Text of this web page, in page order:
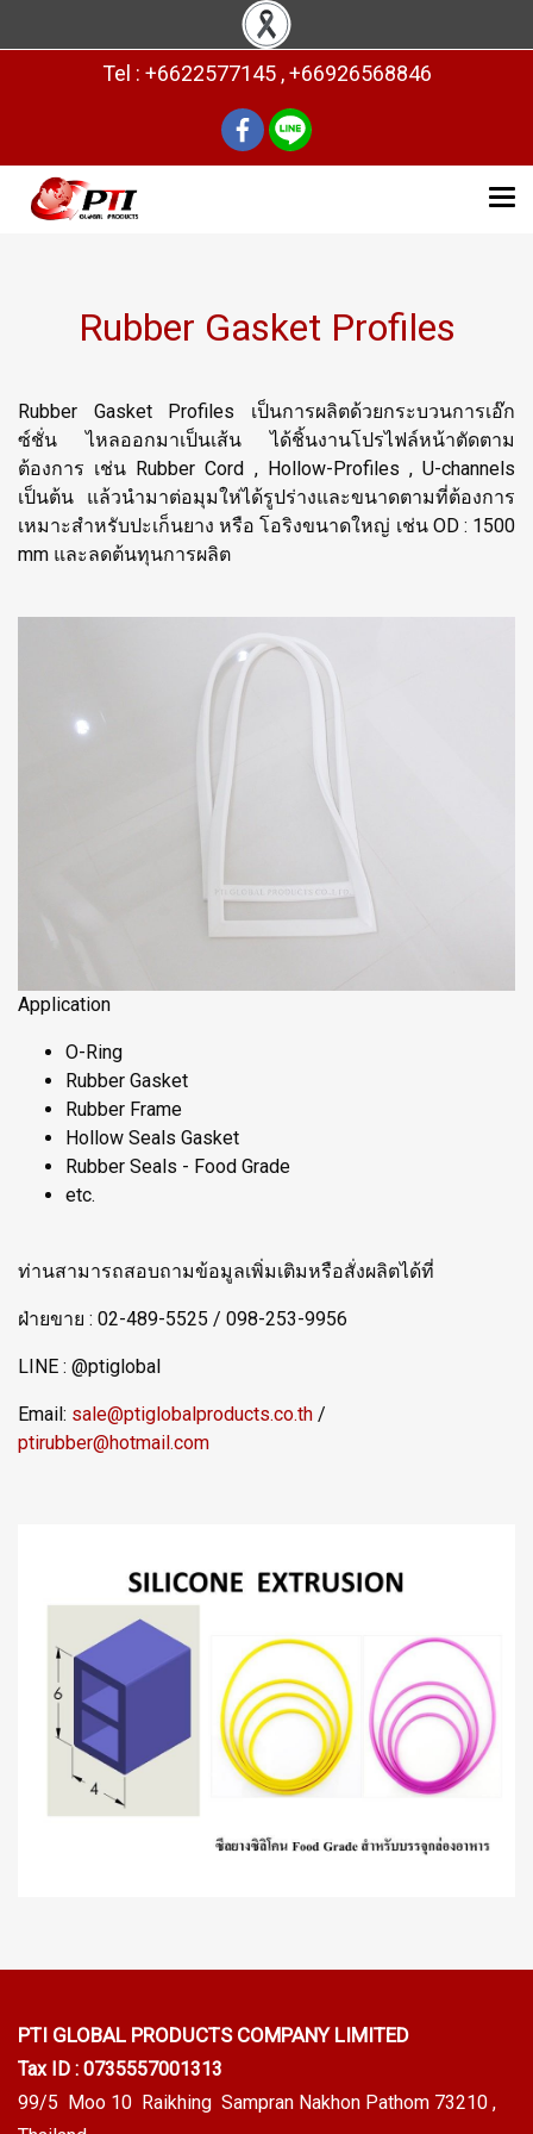
Tel : +6622577145 , +66926568846
Rubber Gasket Profiles
Rubber Gasket Profiles เป็นการผลิตด้วยกระบวนการเอ๊ก
ซ์ชั่น ไหลออกมาเป็นเส้น ได้ชิ้นงานโปรไฟล์หน้าตัดตาม
ต้องการ เช่น Rubber Cord , Hollow-Profiles , U-channels
เป็นต้น แล้วนำมาต่อมุมให่ได้รูปร่างและขนาดตามที่ต้องการ
เหมาะสำหรับปะเก็นยาง หรือ โอริงขนาดใหญ่ เช่น OD : 1500
mm และลดต้นทุนการผลิต
Application
O-Ring
Rubber Gasket
Rubber Frame
Hollow Seals Gasket
Rubber Seals - Food Grade
etc.
ท่านสามารถสอบถามข้อมูลเพิ่มเติมหรือสั่งผลิตได้ที่
ฝ่ายขาย : 02-489-5525 / 098-253-9956
LINE : @ptiglobal
Email: sale@ptiglobalproducts.co.th /
ptirubber@hotmail.com
PTI GLOBAL PRODUCTS COMPANY LIMITED
Tax ID : 0735557001313
99/5 Moo 10 Raikhing Sampran Nakhon Pathom 73210 ,